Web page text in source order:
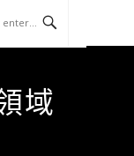
域